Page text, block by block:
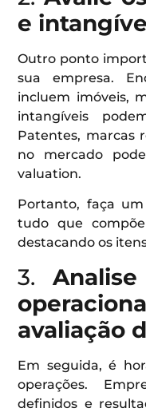
e
Outro ponto
sua empresa.
incluem imóveis,
intangíveis
Patentes, marcas
no mercado
valuation.
Portanto, faça
tudo que
destacando os
3.
avaliação
Em seguida, é
operações.
definidos e